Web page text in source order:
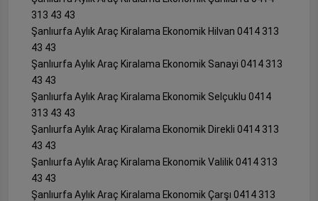
313 43 43
Şanlıurfa Aylık Araç Kiralama Ekonomik Hilvan 0414 313
43 43
Şanlıurfa Aylık Araç Kiralama Ekonomik Sanayi 0414 313
43 43
Şanlıurfa Aylık Araç Kiralama Ekonomik Selçuklu 0414
313 43 43
Şanlıurfa Aylık Araç Kiralama Ekonomik Direkli 0414 313
43 43
Şanlıurfa Aylık Araç Kiralama Ekonomik Valilik 0414 313
43 43
Şanlıurfa Aylık Araç Kiralama Ekonomik Çarşı 0414 313